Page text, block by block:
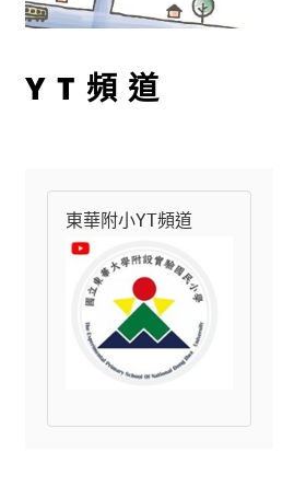
YT頻道
東華附小YT頻道